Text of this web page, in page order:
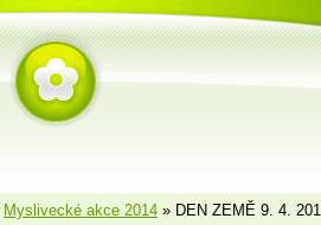
Myslivecké akce 2014 » DEN ZEMĚ 9. 4.